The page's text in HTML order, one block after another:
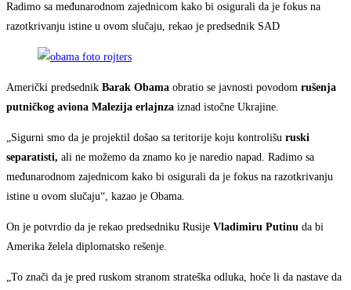
Radimo sa međunarodnom zajednicom kako bi osigurali da je fokus na
razotkrivanju istine u ovom slučaju, rekao je predsednik SAD
Američki predsednik Barak Obama obratio se javnosti povodom rušenja
putničkog aviona Malezija erlajnza iznad istočne Ukrajine.
„Sigurni smo da je projektil došao sa teritorije koju kontrolišu ruski
separatisti, ali ne možemo da znamo ko je naredio napad. Radimo sa
međunarodnom zajednicom kako bi osigurali da je fokus na razotkrivanju
istine u ovom slučaju“, kazao je Obama.
On je potvrdio da je rekao predsedniku Rusije Vladimiru Putinu da bi
Amerika želela diplomatsko rešenje.
„To znači da je pred ruskom stranom strateška odluka, hoće li da nastave da